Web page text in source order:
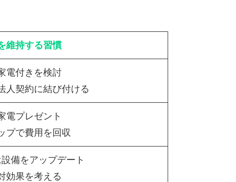
維持する習慣
電付きを検討
人契約に結び付ける
電プレゼント
プで費用を回収
備をアップデート
効果を考える